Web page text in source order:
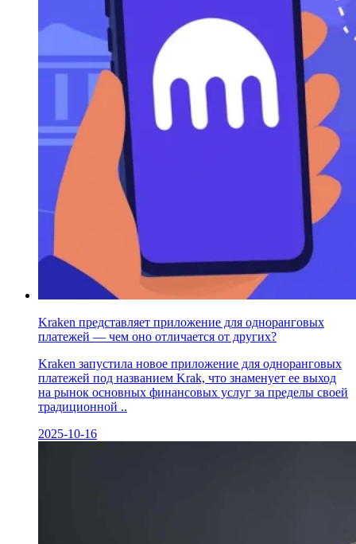
Kraken представляет приложение для одноранговых
платежей — чем оно отличается от других?
Kraken запустила новое приложение для одноранговых
платежей под названием Krak, что знаменует ее выход
на рынок основных финансовых услуг за пределы своей
традиционной ..
2025-10-16